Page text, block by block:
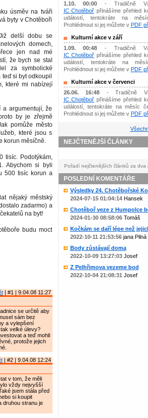
úsměv na tváři
byty v Chotěboři
delší dobu se
domech,
jen nad mé
že bych se stal
za symbolické
si byt odkoupil
které mi nabízejí
argumentují, že
by je zřejmě
pomůže město
které jsou s
korun měsíčně.
tisíc. Podotýkám,
Abychom si byli
500 tisíc korun a
nějaký městský
zadarmo) a
na byt!
budu moct
| #1 | 9.04.08 11:27
se určitě aby
sám bez
a vylepšení
velké úlevy?
a teď mohli
protože jejich
| #2 | 9.04.08 12:24
v tom, že měli
vždy nejvyšší
jsem stála před
si koupit
druhou stranu je
1.10. 00:00 - Tradičně
IC Chotěboř přinášíme přehled
událostí, tentokráte na
Prohlédnout si jej můžete v PDF
Kulturní akce v září
1.09. 00:48 - Tradičně
IC Chotěboř přinášíme přehled
událostí, tentokráte na
Prohlédnout si jej můžete v PDF
Kulturní akce v červenci
26.06. 16:48 - Tradičně
IC Chotěboř přinášíme přehled
událostí, tentokráte na měsíc
Prohlédnout si jej můžete v PDF
NEJČTENĚJŠÍ ČLÁNKY
Pořadí nejčtenějších článků za dva
POSLEDNÍ KOMENTÁŘE
Výsledky 24. Chotěbořské
2024-07-15 01:04:14Hansek
Chotěboř veze z Humpolce
2024-01-30 08:58:06Tomáš
Kočkám se daří lépe než
2022-10-11 21:53:56jana Pilná
Body zůstávají doma
2022-10-09 13:27:03Josef
Z Pelhřimova vezeme bod
2022-10-04 21:08:31 Josef